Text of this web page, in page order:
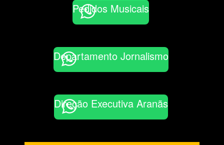
Pedidos Musicais
Departamento Jornalismo
Direção Executiva Aranãs